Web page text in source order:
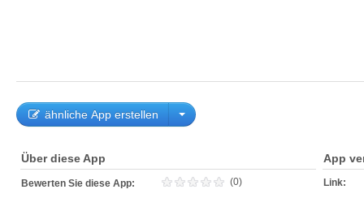
ähnliche App erstellen
Über diese App
Bewerten Sie diese App: (0)
App
Link: